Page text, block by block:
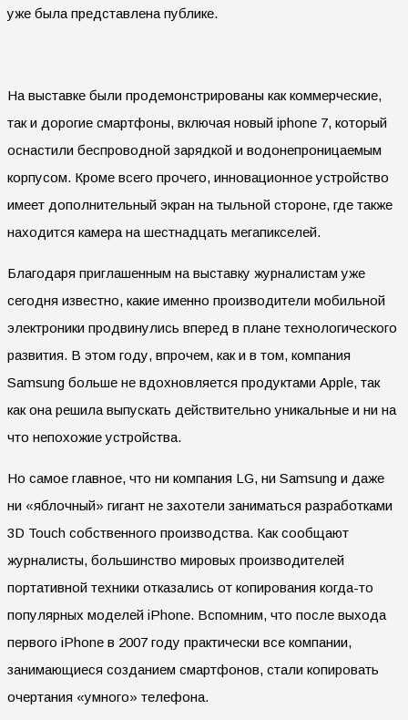
уже была представлена публике.
На выставке были продемонстрированы как коммерческие,
так и дорогие смартфоны, включая новый iphone 7, который
оснастили беспроводной зарядкой и водонепроницаемым
корпусом. Кроме всего прочего, инновационное устройство
имеет дополнительный экран на тыльной стороне, где также
находится камера на шестнадцать мегапикселей.
Благодаря приглашенным на выставку журналистам уже
сегодня известно, какие именно производители мобильной
электроники продвинулись вперед в плане технологического
развития. В этом году, впрочем, как и в том, компания
Samsung больше не вдохновляется продуктами Apple, так
как она решила выпускать действительно уникальные и ни на
что непохожие устройства.
Но самое главное, что ни компания LG, ни Samsung и даже
ни «яблочный» гигант не захотели заниматься разработками
3D Touch собственного производства. Как сообщают
журналисты, большинство мировых производителей
портативной техники отказались от копирования когда-то
популярных моделей iPhone. Вспомним, что после выхода
первого iPhone в 2007 году практически все компании,
занимающиеся созданием смартфонов, стали копировать
очертания «умного» телефона.